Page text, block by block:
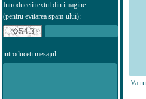
Introduceti textul din imagine
(pentru evitarea spam-ului):
introduceti mesajul
Va